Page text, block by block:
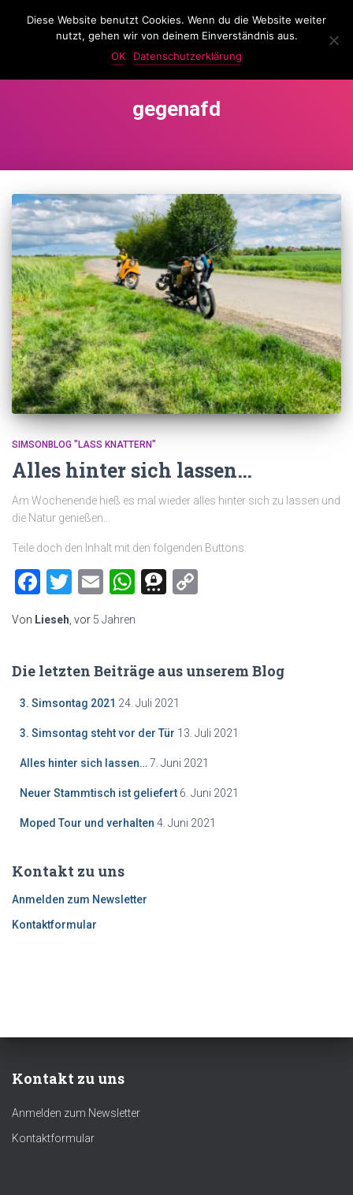
LassKnattern
gegenafd
SIMSONBLOG "LASS KNATTERN"
Alles hinter sich lassen…
Am Wochenende hieß es mal wieder alles hinter sich zu lassen und
die Natur genießen…
Teile doch den Inhalt mit den folgenden Buttons:
Facebook
Twitter
EmailWhatsApp
Threema
Von Lieseh , vor 5 Jahren
Die letzten Beiträge aus unserem Blog
3. Simsontag 2021 24. Juli 2021
3. Simsontag steht vor der Tür 13. Juli 2021
Alles hinter sich lassen… 7. Juni 2021
Neuer Stammtisch ist geliefert 6. Juni 2021
Moped Tour und verhalten 4. Juni 2021
Kontakt zu uns
Anmelden zum Newsletter
Kontaktformular
Kontakt zu uns
Anmelden zum Newsletter
Kontaktformular
Diese Website benutzt Cookies. Wenn du die Website weiter
nutzt, gehen wir von deinem Einverständnis aus.
OK
Datenschutzerklärung